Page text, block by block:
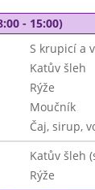
- 15:00)
S krupicí a
Katův šleh
Rýže
Moučník
Čaj, sirup,
Katův šleh
Rýže